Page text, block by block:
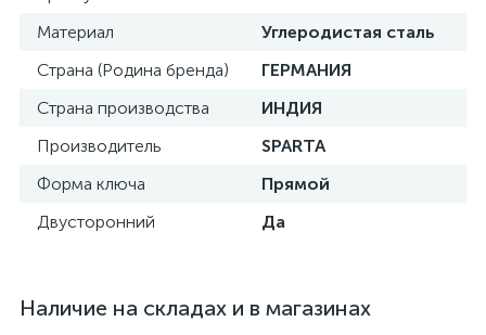
Материал
Углеродистая сталь
Страна (Родина бренда)
ГЕРМАНИЯ
Страна производства
ИНДИЯ
Производитель
SPARTA
Форма ключа
Прямой
Двусторонний
Да
Наличие на складах и в магазинах